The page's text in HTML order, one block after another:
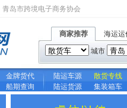
青岛市跨境电子商务协会
商家推荐 海运运
城市
金牌货代 陆运车源
散货专线
船期查询 陆运货源 集装箱车